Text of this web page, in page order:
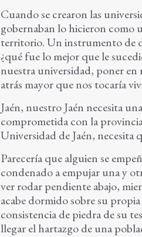
Cuando se crearon las
gobernaban lo hicieron como
territorio. Un instrumento de
¿qué fue lo mejor que le
nuestra universidad, poner en
atrás mayor que nos tocaría
Jaén, nuestro Jaén necesita
comprometida con la
Universidad de Jaén, necesita
Parecería que alguien se
condenado a empujar una y
ver rodar pendiente abajo,
acabe dormido sobre su
consistencia de piedra de su
llegar el hartazgo de una